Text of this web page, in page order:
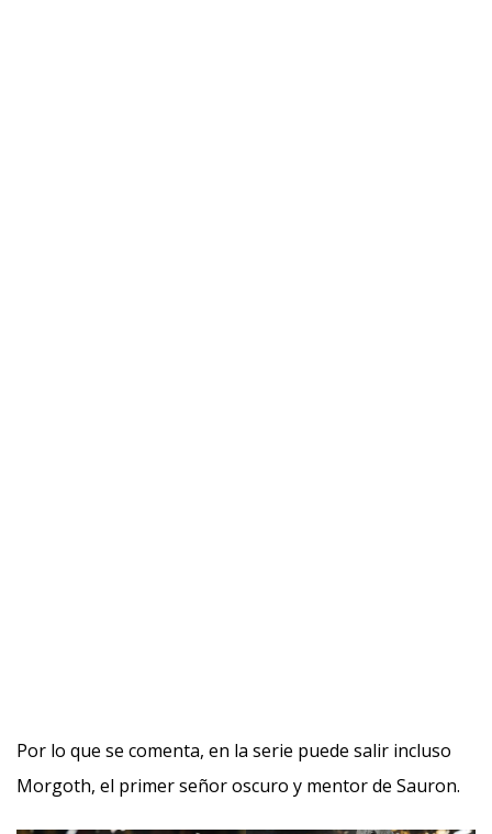
Por lo que se comenta, en la serie puede salir incluso
Morgoth, el primer señor oscuro y mentor de Sauron.